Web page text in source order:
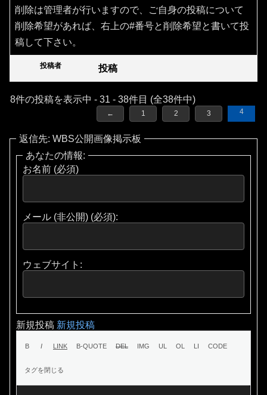
削除は管理者が行いますので、ご自身の投稿について
削除希望があれば、右上の#番号と削除希望と書いて投
稿して下さい。
投稿者 投稿
8件の投稿を表示中 - 31 - 38件目 (全38件中)
← 1 2 3 4
返信先: WBS公開画像掲示板
あなたの情報:
お名前 (必須)
メール (非公開) (必須):
ウェブサイト:
新規投稿 新規投稿